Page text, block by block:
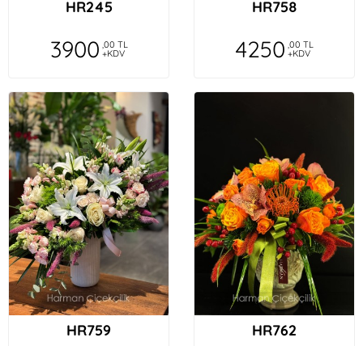
HR245
3900 ,00 TL
+KDV
HR758
4250 ,00 TL
+KDV
HR759 HR762